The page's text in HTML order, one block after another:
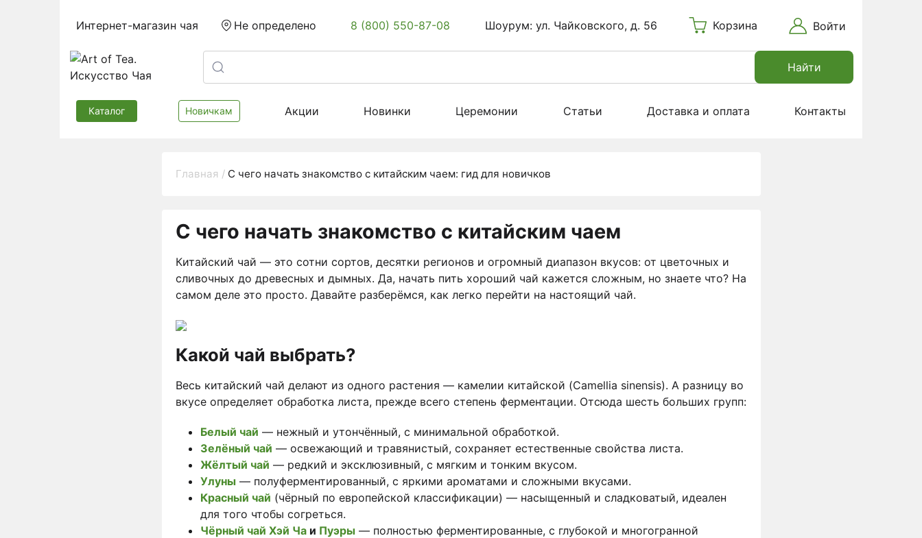
Интернет-магазин чая Не определено 8 (800) 550-87-08 Шоурум: ул. Чайковского, д. 56 Корзина Войти
Найти
Каталог Новичкам Акции Новинки Церемонии Статьи Доставка и оплата Контакты
Главная С чего начать знакомство с китайским чаем: гид для новичков
С чего начать знакомство с китайским чаем
Китайский чай — это сотни сортов, десятки регионов и огромный диапазон вкусов: от цветочных и
сливочных до древесных и дымных. Да, начать пить хороший чай кажется сложным, но знаете что? На
самом деле это просто. Давайте разберёмся, как легко перейти на настоящий чай.
Какой чай выбрать?
Весь китайский чай делают из одного растения — камелии китайской (Camellia sinensis). А разницу во
вкусе определяет обработка листа, прежде всего степень ферментации. Отсюда шесть больших групп:
Белый чай — нежный и утончённый, с минимальной обработкой.
Зелёный чай — освежающий и травянистый, сохраняет естественные свойства листа.
Жёлтый чай — редкий и эксклюзивный, с мягким и тонким вкусом.
Улуны — полуферментированный, с яркими ароматами и сложными вкусами.
Красный чай (чёрный по европейской классификации) — насыщенный и сладковатый, идеален
для того чтобы согреться.
Чёрный чай Хэй Чаи Пуэры — полностью ферментированные, с глубокой и многогранной